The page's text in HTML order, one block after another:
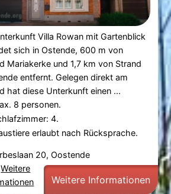
Villa Rowan mit Gartenblick
sich in Ostende, 600 m von
Mariakerke und 1,7 km von Strand
entfernt. Gelegen direkt am
hat diese Unterkunft einen ...
8 personen.
4.
erlaubt nach Rücksprache.
20, Oostende
Weitere
Weitere Informationen